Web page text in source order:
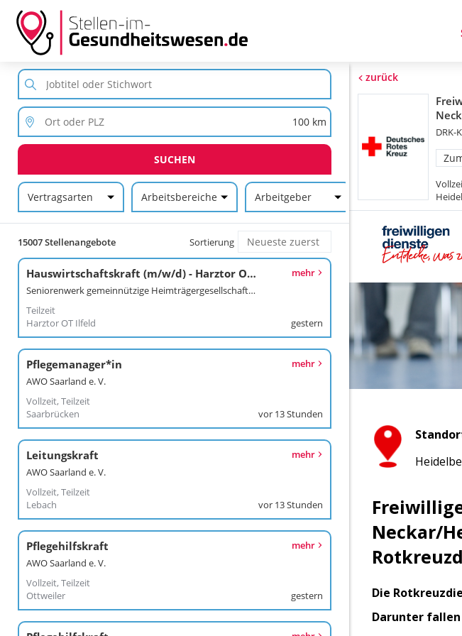
SUCHEN
Vertragsarten Arbeitsbereiche Arbeitgeber
15007 Stellenangebote Sortierung
Hauswirtschaftskraft (m/w/d) - Harztor OT Ilfeld
Seniorenwerk gemeinnützige Heimträgergesellschaft mbH
Teilzeit
Harztor OT Ilfeld
mehr
gestern
Pflegemanager*in
AWO Saarland e. V.
Vollzeit, Teilzeit
Saarbrücken
mehr
vor 13 Stunden
Leitungskraft
AWO Saarland e. V.
Vollzeit, Teilzeit
Lebach
mehr
vor 13 Stunden
Pflegehilfskraft
AWO Saarland e. V.
Vollzeit, Teilzeit
Ottweiler
mehr
gestern
zurück
DRK-